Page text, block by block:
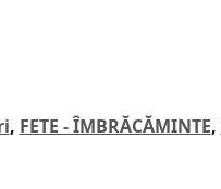
, FETE - ÎMBRĂCĂMINTE,